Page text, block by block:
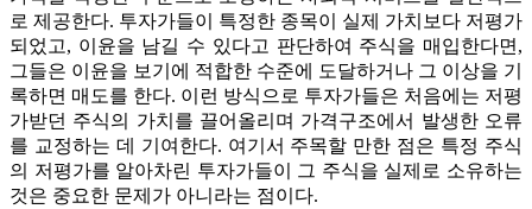
로 제공한다. 투자가들이 특정한 종목이 실제 가치보다 저평가
되었고, 이윤을 남길 수 있다고 판단하여 주식을 매입한다면,
그들은 이윤을 보기에 적합한 수준에 도달하거나 그 이상을 기
록하면 매도를 한다. 이런 방식으로 투자가들은 처음에는 저평
가받던 주식의 가치를 끌어올리며 가격구조에서 발생한 오류
를 교정하는 데 기여한다. 여기서 주목할 만한 점은 특정 주식
의 저평가를 알아차린 투자가들이 그 주식을 실제로 소유하는
것은 중요한 문제가 아니라는 점이다.